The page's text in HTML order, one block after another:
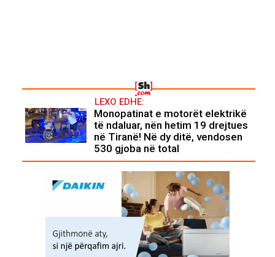
LEXO EDHE:
Monopatinat e motorët elektrikë
të ndaluar, nën hetim 19 drejtues
në Tiranë! Në dy ditë, vendosen
530 gjoba në total